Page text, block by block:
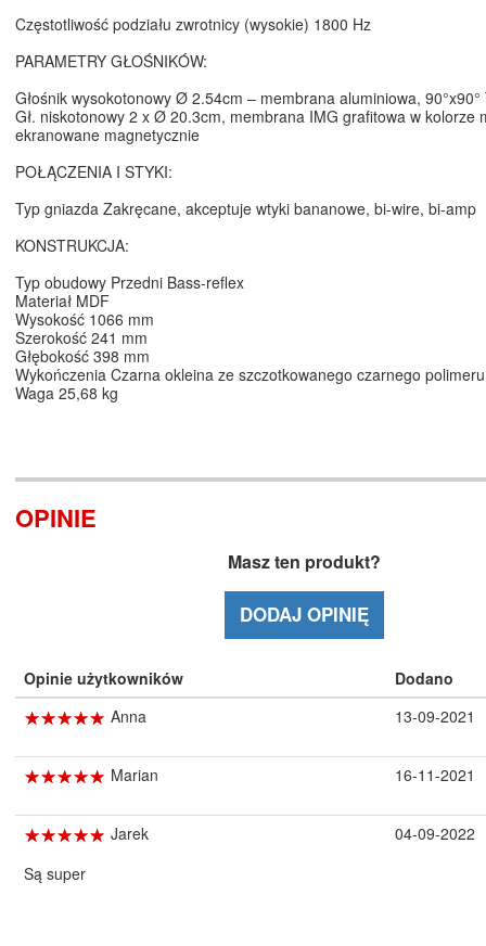
Częstotliwość podziału zwrotnicy (wysokie) 1800 Hz
PARAMETRY GŁOŚNIKÓW:
Głośnik wysokotonowy Ø 2.54cm – membrana aluminiowa,
Gł. niskotonowy 2 x Ø 20.3cm, membrana IMG grafitowa w kolorze
ekranowane magnetycznie
POŁĄCZENIA I STYKI:
Typ gniazda Zakręcane, akceptuje wtyki bananowe, bi-wire, bi-amp
KONSTRUKCJA:
Typ obudowy Przedni Bass-reflex
Materiał MDF
Wysokość 1066 mm
Szerokość 241 mm
Głębokość 398 mm
Wykończenia Czarna okleina ze szczotkowanego czarnego polimeru
Waga 25,68 kg
OPINIE
Masz ten produkt?
DODAJ OPINIĘ
Opinie użytkowników Dodano
☆☆☆☆☆
★★★★★ Anna 13-09-2021
☆☆☆☆☆
★★★★★ Marian 16-11-2021
☆☆☆☆☆
★★★★★ Jarek
Są super
04-09-2022